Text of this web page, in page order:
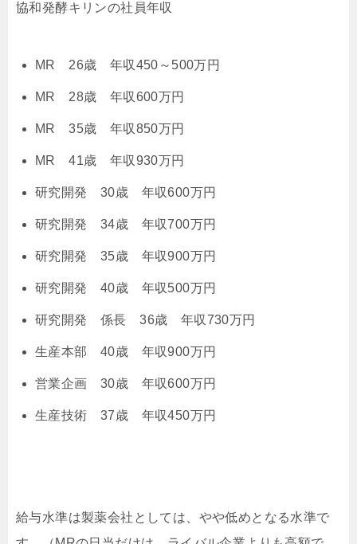
協和発酵キリンの社員年収
MR 26歳 年収450～500万円
MR 28歳 年収600万円
MR 35歳 年収850万円
MR 41歳 年収930万円
研究開発 30歳 年収600万円
研究開発 34歳 年収700万円
研究開発 35歳 年収900万円
研究開発 40歳 年収500万円
研究開発 係長 36歳 年収730万円
生産本部 40歳 年収900万円
営業企画 30歳 年収600万円
生産技術 37歳 年収450万円
給与水準は製薬会社としては、やや低めとなる水準で